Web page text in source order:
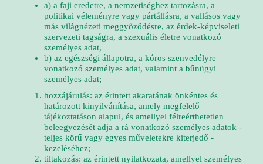
a) a faji eredetre, a nemzetiséghez tartozásra, a
politikai véleményre vagy pártállásra, a vallásos vagy
más világnézeti meggyőződésre, az érdek-képviseleti
szervezeti tagságra, a szexuális életre vonatkozó
személyes adat,
b) az egészségi állapotra, a kóros szenvedélyre
vonatkozó személyes adat, valamint a bűnügyi
személyes adat;
hozzájárulás: az érintett akaratának önkéntes és
határozott kinyilvánítása, amely megfelelő
tájékoztatáson alapul, és amellyel félreérthetetlen
beleegyezését adja a rá vonatkozó személyes adatok -
teljes körű vagy egyes műveletekre kiterjedő -
kezeléséhez;
tiltakozás: az érintett nyilatkozata, amellyel személyes